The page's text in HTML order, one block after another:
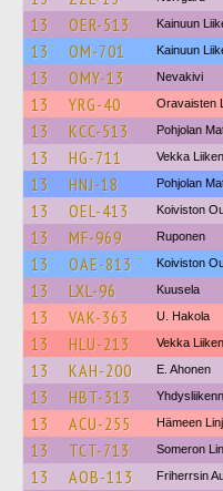
13 OER-513 Kainuun
13 OM-701 Kainuun
13 OMY-13 Nevakivi
13 YRG-40 Oravaisten
13 KCC-513 Pohjolan
13 HG-711 Vekka
13 HNJ-18 Pohjolan
13 OEL-413 Koiviston
13 MF-969 Ruponen
13 OAE-813 Koiviston
13 LXL-96 Kuusela
13 VAK-363 U. Hakola
13 HLU-213 Vekka
13 KAH-200 E. Ahonen
13 HBT-313
13 ACU-255 Hämeen
13 TCT-713 Someron
13 AOB-113 Friherrsin